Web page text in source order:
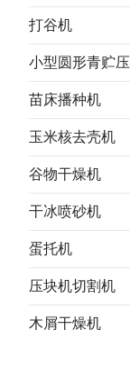
打谷机
小型圆形青贮
苗床播种机
玉米核去壳机
谷物干燥机
干冰喷砂机
蛋托机
压块机切割机
木屑干燥机